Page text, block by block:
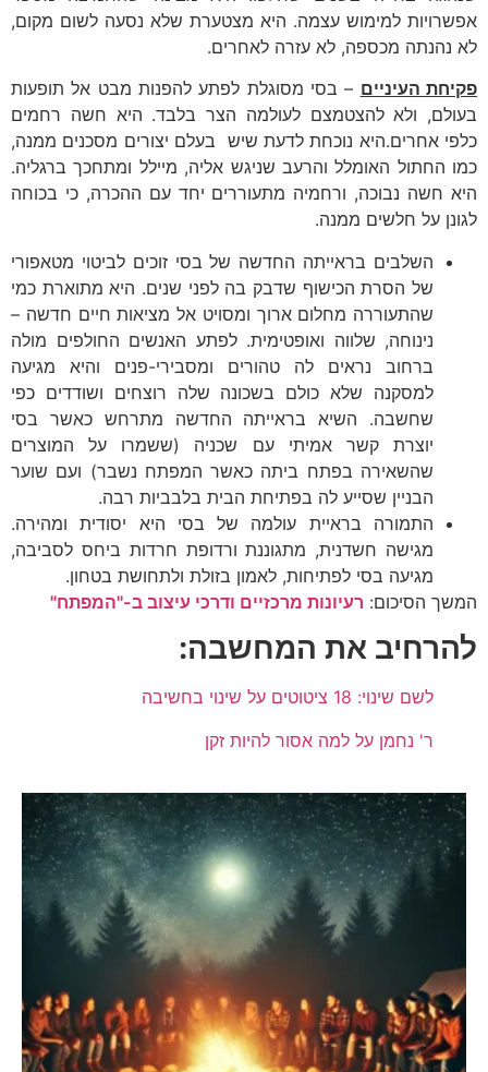
אפשרויות למימוש עצמה. היא מצטערת שלא נסעה לשום מקום,
לא נהנתה מכספה, לא עזרה לאחרים.
פקיחת העיניים – בסי מסוגלת לפתע להפנות מבט אל תופעות
בעולם, ולא להצטמצם לעולמה הצר בלבד. היא חשה רחמים
כלפי אחרים.היא נוכחת לדעת שיש בעלם יצורים מסכנים ממנה,
כמו החתול האומלל והרעב שניגש אליה, מיילל ומתחכך ברגליה.
היא חשה נבוכה, ורחמיה מתעוררים יחד עם ההכרה, כי בכוחה
לגונן על חלשים ממנה.
השלבים בראייתה החדשה של בסי זוכים לביטוי מטאפורי
של הסרת הכישוף שדבק בה לפני שנים. היא מתוארת כמי
שהתעוררה מחלום ארוך ומסויט אל מציאות חיים חדשה –
נינוחה, שלווה ואופטימית. לפתע האנשים החולפים מולה
ברחוב נראים לה טהורים ומסבירי-פנים והיא מגיעה
למסקנה שלא כולם בשכונה שלה רוצחים ושודדים כפי
שחשבה. השיא בראייתה החדשה מתרחש כאשר בסי
יוצרת קשר אמיתי עם שכניה (ששמרו על המוצרים
שהשאירה בפתח ביתה כאשר המפתח נשבר) ועם שוער
הבניין שסייע לה בפתיחת הבית בלבביות רבה.
התמורה בראיית עולמה של בסי היא יסודית ומהירה.
מגישה חשדנית, מתגוננת ורדופת חרדות ביחס לסביבה,
מגיעה בסי לפתיחות, לאמון בזולת ולתחושת בטחון.
המשך הסיכום: רעיונות מרכזיים ודרכי עיצוב ב-"המפתח"
להרחיב את המחשבה:
לשם שינוי: 18 ציטוטים על שינוי בחשיבה
ר' נחמן על למה אסור להיות זקן